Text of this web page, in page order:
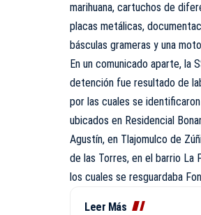
marihuana, cartuchos de
placas metálicas,
básculas grameras y una
En un comunicado aparte, la
detención fue resultado de
por las cuales se
ubicados en Residencial
Agustín, en Tlajomulco de
de las Torres, en el barrio La
los cuales se resguardaba
Leer Más